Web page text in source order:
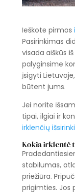
Ieškote pirmos
Pasirinkimas
visada aiškūs
palyginsime
įsigyti
būtent jums.
Jei norite
tipai, ilgiai ir
irklenčių
Kokia irklentė
stabilumas,
priežiūra.
prigimties. Jos